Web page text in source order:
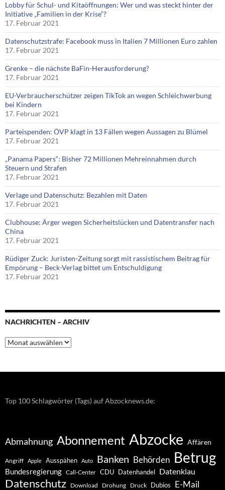
Lobby für Schul- und Kitaöffnungen: Wer und was steckt hinter der
Initiative „Familien in der Krise“?
17. Februar 2021
Datenschutzstrafe: Facebook muss in Italien 7 Millionen Euro zahlen
17. Februar 2021
Grenke – die nächste BaFin-Herausforderung?
17. Februar 2021
EU-Verbraucherschützer zeigen TikTok an wegen Schleichwerbung
bei Kindern
17. Februar 2021
Parteispenden: ÖVP klagt in 13 Fällen wegen Aussagen zu Blümel
17. Februar 2021
„Panama Papers“: Bisher 72 Millionen Mehreinnahmen durch
Steuern und Strafen
17. Februar 2021
Verlage und Datenschutz: Bezahlen mit Daten
17. Februar 2021
Clubhouse: Ärger wegen Sicherheitslücken und Datentransfer nach
China
17. Februar 2021
Rüdiger Zuck: Juristen-Zeitung sorgt mit rassistischem Beitrag für
Empörung – Beck-Verlag bittet um Entschuldigung
17. Februar 2021
NACHRICHTEN – ARCHIV
Nachrichten
–
Top 100 Schlagwörter (Tags) auf Abzocknews.de:
Abmahnung Abonnement Abzocke Affären
Angriff Apple Ausspähen Auto Banken Behörden Betrug
Bundesregierung Call-Center CDU Datenhandel Datenklau
Datenschutz Download Drohung Druck Dubios E-Mail